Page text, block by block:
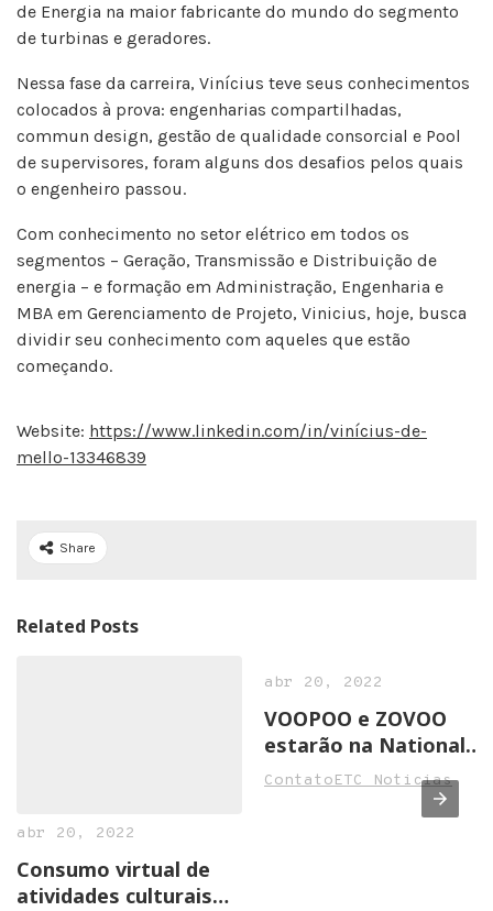
de Energia na maior fabricante do mundo do segmento
de turbinas e geradores.
Nessa fase da carreira, Vinícius teve seus conhecimentos
colocados à prova: engenharias compartilhadas,
commun design, gestão de qualidade consorcial e Pool
de supervisores, foram alguns dos desafios pelos quais
o engenheiro passou.
Com conhecimento no setor elétrico em todos os
segmentos – Geração, Transmissão e Distribuição de
energia – e formação em Administração, Engenharia e
MBA em Gerenciamento de Projeto, Vinicius, hoje, busca
dividir seu conhecimento com aqueles que estão
começando.
Website: https://www.linkedin.com/in/vinícius-de-
mello-13346839
Share
Related Posts
abr 20, 2022
Consumo virtual de
atividades culturais
abr 20, 2022
VOOPOO e ZOVOO
estarão na National
Convenience Show
2022 em Birmingham
ContatoETC Noticias